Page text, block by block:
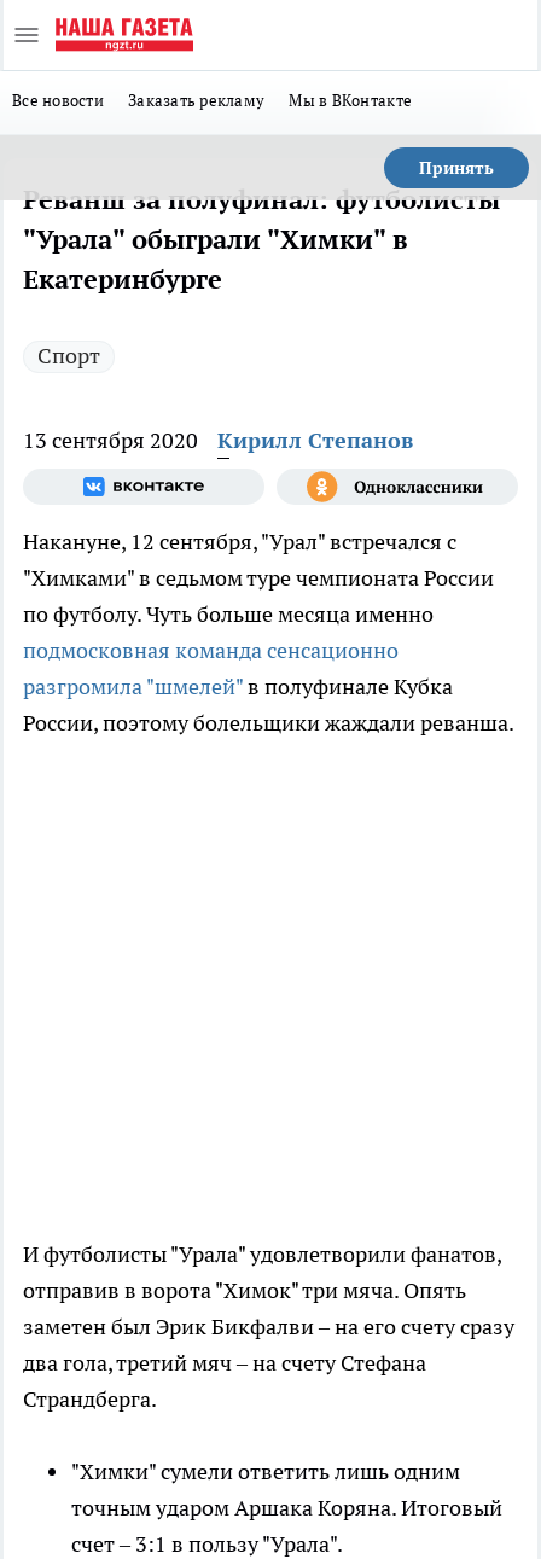
Все новости Заказать рекламу Мы в ВКонтакте
Принять
Реванш за полуфинал: футболисты
"Урала" обыграли "Химки" в
Екатеринбурге
Спорт
13 сентября 2020 Кирилл Степанов
Накануне, 12 сентября, "Урал" встречался с
"Химками" в седьмом туре чемпионата России
по футболу. Чуть больше месяца именно
подмосковная команда сенсационно
разгромила "шмелей"в полуфинале Кубка
России, поэтому болельщики жаждали реванша.
И футболисты "Урала" удовлетворили фанатов,
отправив в ворота "Химок" три мяча. Опять
заметен был Эрик Бикфалви – на его счету сразу
два гола, третий мяч – на счету Стефана
Страндберга.
"Химки" сумели ответить лишь одним
точным ударом Аршака Коряна. Итоговый
счет – 3:1 в пользу "Урала".